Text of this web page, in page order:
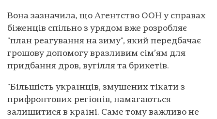
Вона зазначила, що Агентство ООН у справах
біженців спільно з урядом вже розробляє
"план реагування на зиму", який передбачає
грошову допомогу вразливим сім’ям для
придбання дров, вугілля та брикетів.
"Більшість українців, змушених тікати з
прифронтових регіонів, намагаються
залишитися в країні. Саме тому важливо не